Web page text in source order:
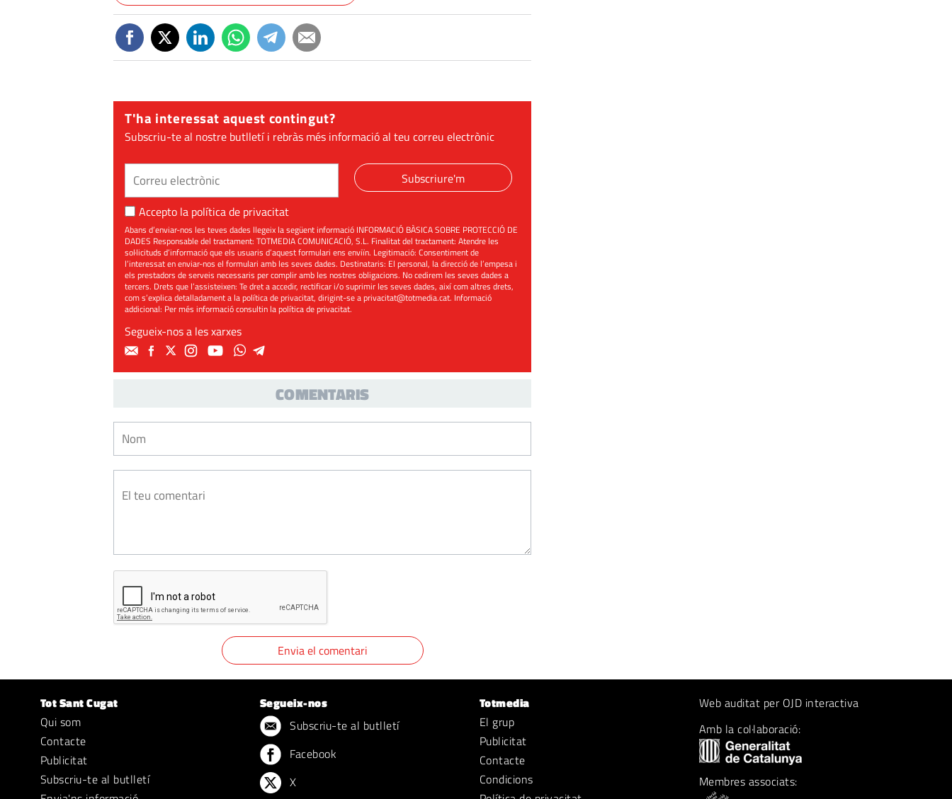
T'ha interessat aquest contingut?
Subscriu-te al nostre butlletí i rebràs més informació al teu correu electrònic
Subscriure'm
Accepto la política de privacitat
Abans d’enviar-nos les teves dades llegeix la següent informació INFORMACIÓ BÀSICA SOBRE PROTECCIÓ DE
DADES Responsable del tractament: TOTMEDIA COMUNICACIÓ, S.L. Finalitat del tractament: Atendre les
sol·licituds d’informació que els usuaris d’aquest formulari ens enviïn. Legitimació: Consentiment de
l’interessat en enviar-nos el formulari amb les seves dades. Destinataris: El personal, la direcció de l’empesa i
els prestadors de serveis necessaris per complir amb les nostres obligacions. No cedirem les seves dades a
tercers. Drets que l’assisteixen: Te dret a accedir, rectificar i/o suprimir les seves dades, així com altres drets,
com s’explica detalladament a la política de privacitat, dirigint-se aprivacitat@totmedia.cat. Informació
addicional: Per més informació consultin lapolítica de privacitat.
Segueix-nos a les xarxes
COMENTARIS
Tot Sant Cugat
Qui som
Contacte
Publicitat
Subscriu-te al butlletí
Segueix-nos
Subscriu-te al butlletí
Facebook
X
Totmedia
El grup
Publicitat
Contacte
Condicions
Web auditat per OJD interactiva
Amb la col·laboració:
Membres associats: